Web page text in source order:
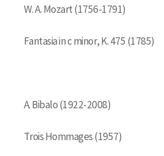
W. A. Mozart (1756-1791)
Fantasia in c minor, K. 475 (1785)
A. Bibalo (1922-2008)
Trois Hommages (1957)